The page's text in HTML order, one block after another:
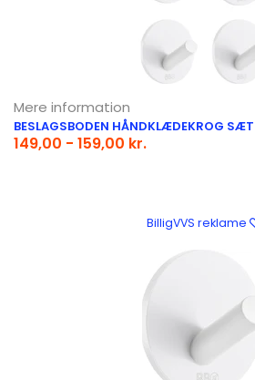
Mere information
BESLAGSBODEN HÅNDKLÆDEKROG
149,00 - 159,00 kr.
BilligVVS reklame